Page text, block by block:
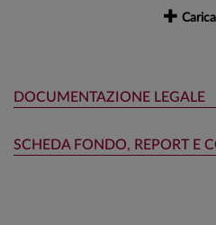
DOCUMENTAZIONE LEGALE
SCHEDA FONDO, REPORT E